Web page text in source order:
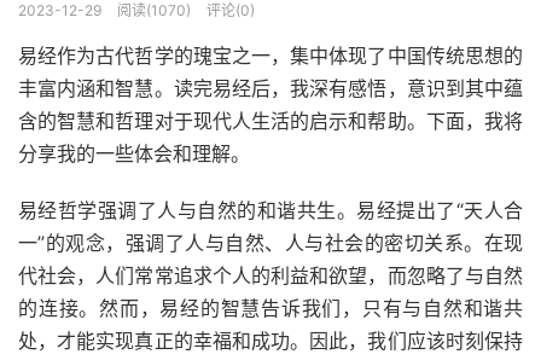
2023-12-29 阅读(1070) 评论(0)
易经作为古代哲学的瑰宝之一，集中体现了中国传统思想的
丰富内涵和智慧。读完易经后，我深有感悟，意识到其中蕴
含的智慧和哲理对于现代人生活的启示和帮助。下面，我将
分享我的一些体会和理解。
易经哲学强调了人与自然的和谐共生。易经提出了“天人合
一”的观念，强调了人与自然、人与社会的密切关系。在现
代社会，人们常常追求个人的利益和欲望，而忽略了与自然
的连接。然而，易经的智慧告诉我们，只有与自然和谐共
处，才能实现真正的幸福和成功。因此，我们应该时刻保持